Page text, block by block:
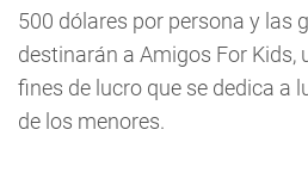
500 dólares por persona y las
destinarán a Amigos For Kids,
fines de lucro que se dedica a
de los menores.